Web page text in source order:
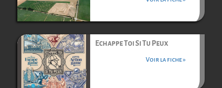
Echappe Toi Si Tu Peux
Voir la fiche »